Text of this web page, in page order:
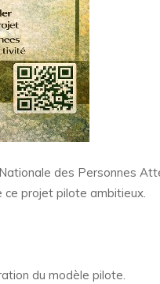
des Personnes
projet pilote ambitieux.
du modèle pilote.